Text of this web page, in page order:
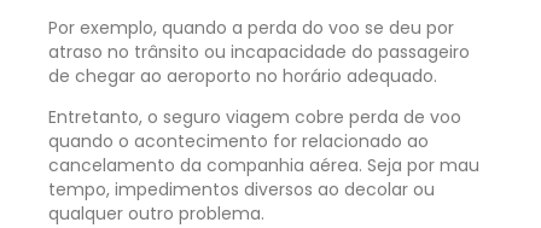
Por exemplo, quando a perda do voo se deu por
atraso no trânsito ou incapacidade do passageiro
de chegar ao aeroporto no horário adequado.
Entretanto, o seguro viagem cobre perda de voo
quando o acontecimento for relacionado ao
cancelamento da companhia aérea. Seja por mau
tempo, impedimentos diversos ao decolar ou
qualquer outro problema.